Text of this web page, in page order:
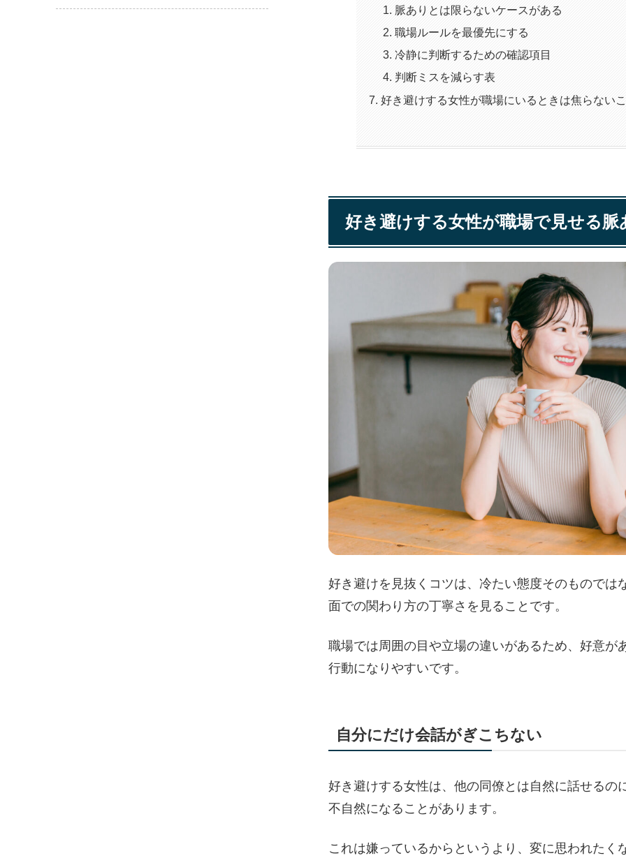
脈ありとは限らないケースがある
職場ルールを最優先にする
冷静に判断するための確認項目
判断ミスを減らす表
好き避けする女性が職場にいるときは焦らない
好き避けする女性が職場で見せる
好き避けを見抜くコツは、冷たい態度そのもので
面での関わり方の丁寧さを見ることです。
職場では周囲の目や立場の違いがあるため、好意
行動になりやすいです。
自分にだけ会話がぎこちない
好き避けする女性は、他の同僚とは自然に話せる
不自然になることがあります。
これは嫌っているからというより、変に思われたく